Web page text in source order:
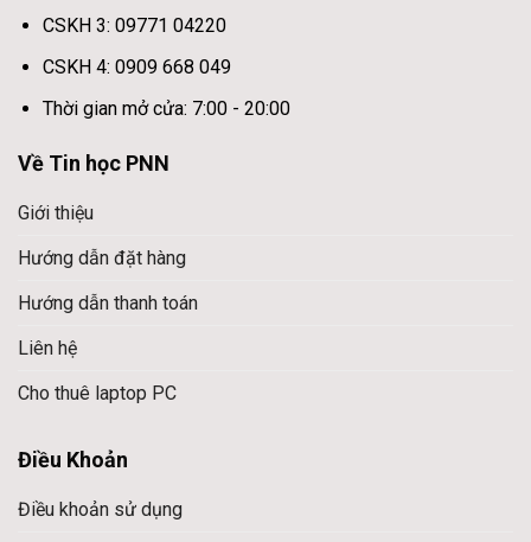
CSKH 3: 09771 04220
CSKH 4: 0909 668 049
Thời gian mở cửa: 7:00 - 20:00
Về Tin học PNN
Giới thiệu
Hướng dẫn đặt hàng
Hướng dẫn thanh toán
Liên hệ
Cho thuê laptop PC
Điều Khoản
Điều khoản sử dụng